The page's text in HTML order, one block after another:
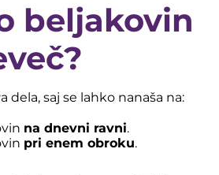
beljakovin
dela, saj se lahko nanaša na:
na dnevni ravni.
pri enem obroku.